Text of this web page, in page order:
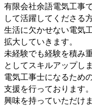
有限会社余語電気工事
して活躍してくださる
生活に欠かせない電気
拡大していきます。
未経験でも経験を積み
としてスキルアップし
電気工事士になるため
支援を行っております。
興味を持っていただけ